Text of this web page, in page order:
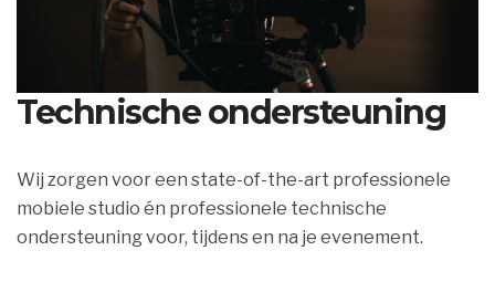
Technische ondersteuning
Wij zorgen voor een state-of-the-art professionele
mobiele studio én professionele technische
ondersteuning voor, tijdens en na je evenement.